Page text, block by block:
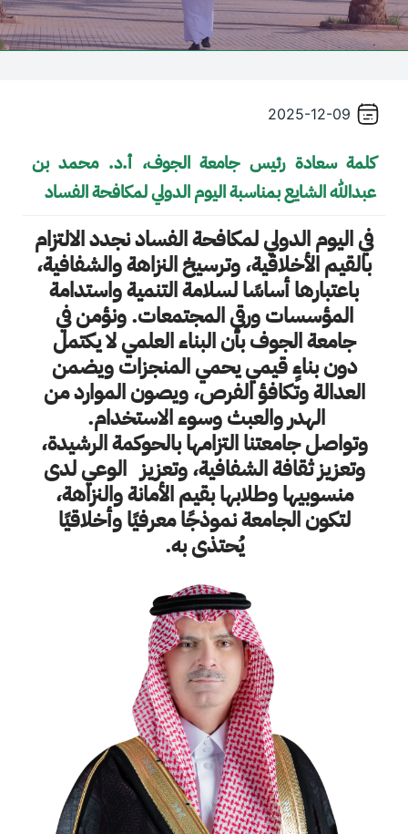
+
/"
الاختصار
بتنشيط
الشاشة
لمساعدتك
والتفاعل
المحتوى.
2025-12-09
كلمة سعادة رئيس جامعة الجوف، أ.د. محمد بن
عبدالله الشايع بمناسبة اليوم الدولي لمكافحة الفساد
في اليوم الدولي لمكافحة الفساد نجدد الالتزام
بالقيم الأخلاقية، وترسيخ النزاهة والشفافية،
باعتبارها أساسًا لسلامة التنمية واستدامة
المؤسسات ورقي المجتمعات. ونؤمن في
جامعة الجوف بأن البناء العلمي لا يكتمل
دون بناءٍ قيمي يحمي المنجزات ويضمن
العدالة وتكافؤ الفرص، ويصون الموارد من
الهدر والعبث وسوء الاستخدام.
وتواصل جامعتنا التزامها بالحوكمة الرشيدة،
وتعزيز ثقافة الشفافية، وتعزيز الوعي لدى
منسوبيها وطلابها بقيم الأمانة والنزاهة،
لتكون الجامعة نموذجًا معرفيًا وأخلاقيًا
يُحتذى به.